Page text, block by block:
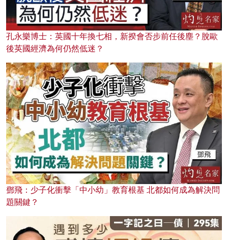
孔永樂博士：英國十年換七相，新揆會否步前任後塵？脫歐
後英國經濟為何仍然低迷？
鄧飛：少子化衝擊「中小幼」教育根基 北都如何成為解決問
題關鍵？